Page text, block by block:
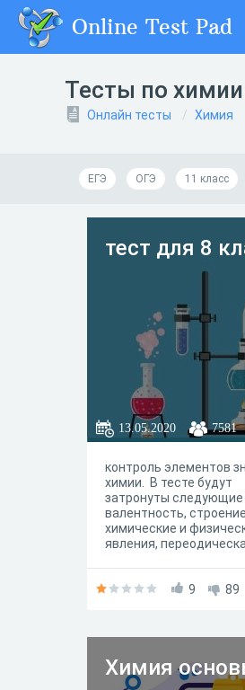
Online Test Pad
Тесты по
Онлайн тесты Химия
ЕГЭ ОГЭ 11 класс
тест для 8
13.05.2020 7581
контроль элементов
химии. В тесте будут
затронуты следующие
валентность,
химические и
явления,
типы химических
9 89
Химия